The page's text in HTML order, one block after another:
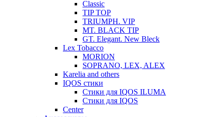
Classic
TIP TOP
TRIUMPH. VIP
MT. BLACK TIP
GT. Elegant. New Bleck
Lex Tobacco
MORION
SOPRANO, LEX, ALEX
Karelia and others
IQOS стики
Стики для IQOS ILUMA
Стики для IQOS
Сenter